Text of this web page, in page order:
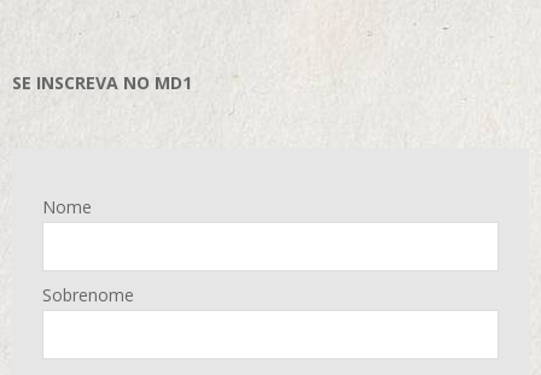
SE INSCREVA NO MD1
Nome
Sobrenome